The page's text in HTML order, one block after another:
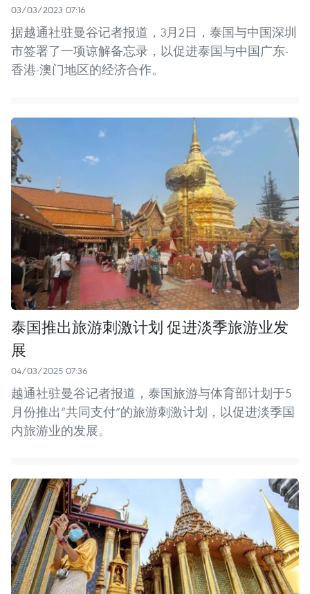
03/03/2023 07:16
据越通社驻曼谷记者报道，3月2日，泰国与中国深圳
市签署了一项谅解备忘录，以促进泰国与中国广东-
香港-澳门地区的经济合作。
泰国推出旅游刺激计划 促进淡季旅游业发
展
04/03/2025 07:36
越通社驻曼谷记者报道，泰国旅游与体育部计划于5
月份推出“共同支付”的旅游刺激计划，以促进淡季国
内旅游业的发展。